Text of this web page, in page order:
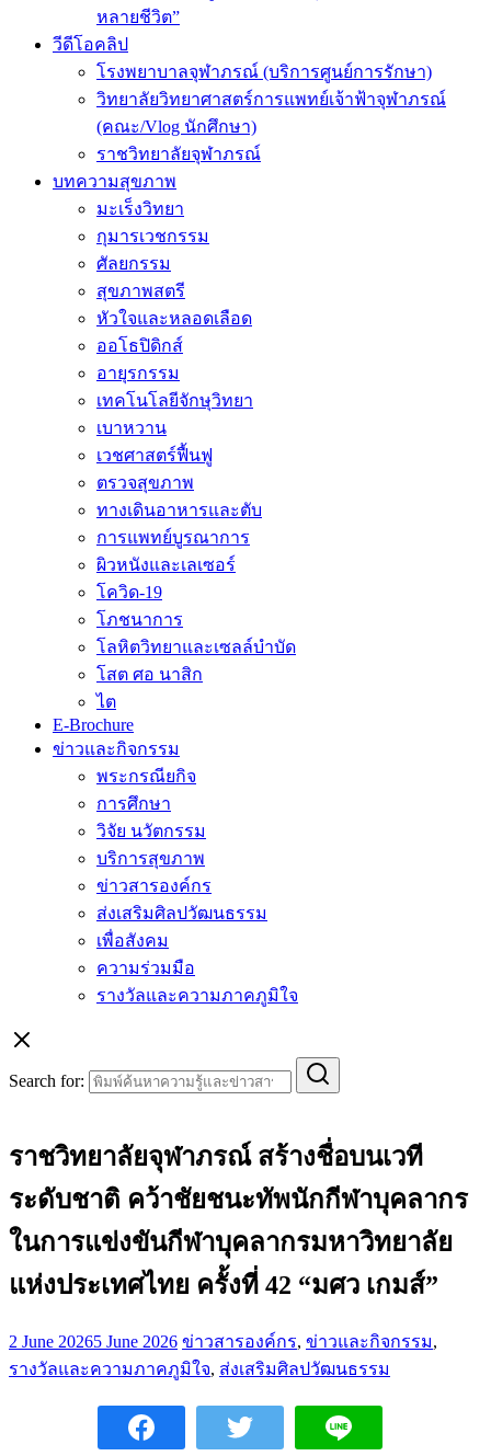
หลายชีวิต”
วีดีโอคลิป
โรงพยาบาลจุฬาภรณ์ (บริการศูนย์การรักษา)
วิทยาลัยวิทยาศาสตร์การแพทย์เจ้าฟ้าจุฬาภรณ์
(คณะ/Vlog นักศึกษา)
ราชวิทยาลัยจุฬาภรณ์
บทความสุขภาพ
มะเร็งวิทยา
กุมารเวชกรรม
ศัลยกรรม
สุขภาพสตรี
หัวใจและหลอดเลือด
ออโธปิดิกส์
อายุรกรรม
เทคโนโลยีจักษุวิทยา
เบาหวาน
เวชศาสตร์ฟื้นฟู
ตรวจสุขภาพ
ทางเดินอาหารและตับ
การแพทย์บูรณาการ
ผิวหนังและเลเซอร์
โควิด-19
โภชนาการ
โลหิตวิทยาและเซลล์บำบัด
โสต ศอ นาสิก
ไต
E-Brochure
ข่าวและกิจกรรม
พระกรณียกิจ
การศึกษา
วิจัย นวัตกรรม
บริการสุขภาพ
ข่าวสารองค์กร
ส่งเสริมศิลปวัฒนธรรม
เพื่อสังคม
ความร่วมมือ
รางวัลและความภาคภูมิใจ
Search for:
ราชวิทยาลัยจุฬาภรณ์ สร้างชื่อบนเวที
ระดับชาติ คว้าชัยชนะทัพนักกีฬาบุคลากร
ในการแข่งขันกีฬาบุคลากรมหาวิทยาลัย
แห่งประเทศไทย ครั้งที่ 42 “มศว เกมส์”
2 June 20265 June 2026 ข่าวสารองค์กร, ข่าวและกิจกรรม,
รางวัลและความภาคภูมิใจ, ส่งเสริมศิลปวัฒนธรรม